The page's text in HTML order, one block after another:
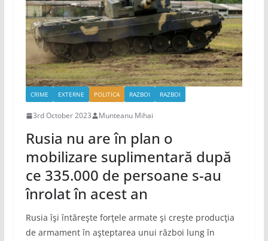
CRIME EXTERNE POLITICA RAZBOI RAZBOI
3rd October 2023 Munteanu Mihai
Rusia nu are în plan o
mobilizare suplimentară după
ce 335.000 de persoane s-au
înrolat în acest an
Rusia îşi întăreşte forţele armate şi creşte producţia
de armament în aşteptarea unui război lung în